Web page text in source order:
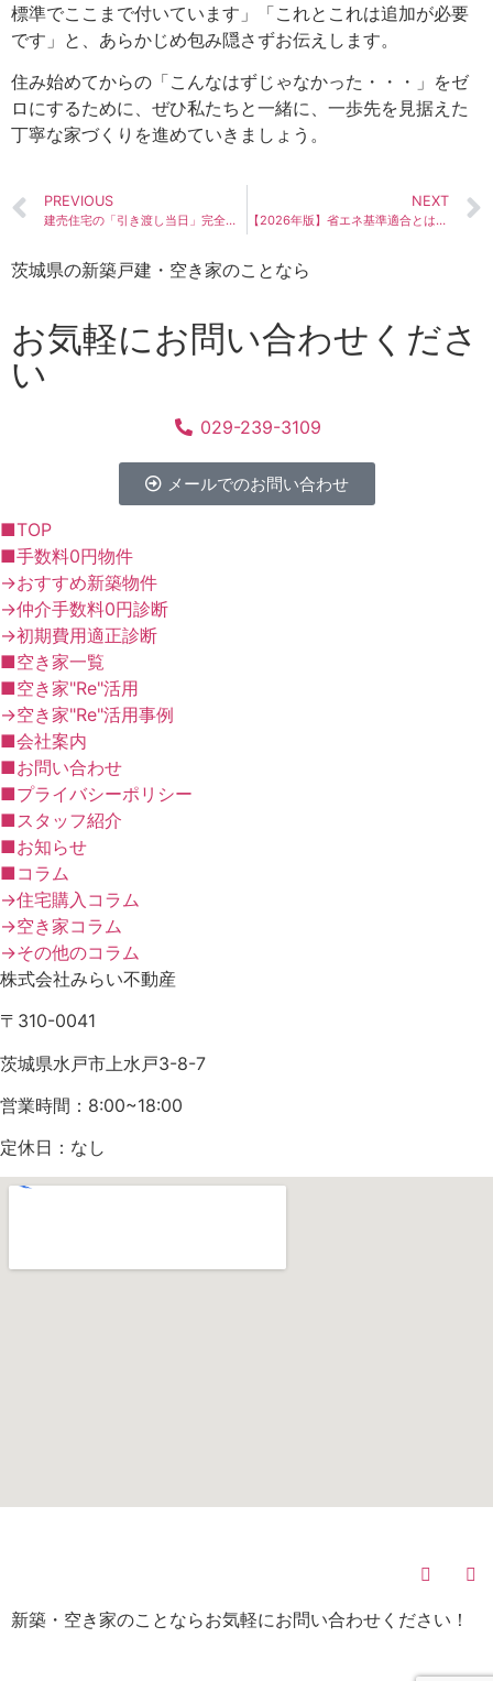
標準でここまで付いています」「これとこれは追加が必要
です」と、あらかじめ包み隠さずお伝えします。
住み始めてからの「こんなはずじゃなかった・・・」をゼ
ロにするために、ぜひ私たちと一緒に、一歩先を見据えた
丁寧な家づくりを進めていきましょう。
PREVIOUS
建売住宅の「引き渡し当日」完全ガイド！平日の午前中に行う決済の流れと持ち物リスト。
NEXT
【2026年版】省エネ基準適合とは？新築建売住宅を購入する前に知っておきたいポイント
茨城県の新築戸建・空き家のことなら
お気軽にお問い合わせくださ
い
029-239-3109
メールでのお問い合わせ
■TOP
■手数料0円物件
→おすすめ新築物件
→仲介手数料0円診断
→初期費用適正診断
■空き家一覧
■空き家"Re"活用
→空き家"Re"活用事例
■会社案内
■お問い合わせ
■プライバシーポリシー
■スタッフ紹介
■お知らせ
■コラム
→住宅購入コラム
→空き家コラム
→その他のコラム
株式会社みらい不動産
〒310-0041
茨城県水戸市上水戸3-8-7
営業時間：8:00~18:00
定休日：なし
新築・空き家のことならお気軽にお問い合わせください！